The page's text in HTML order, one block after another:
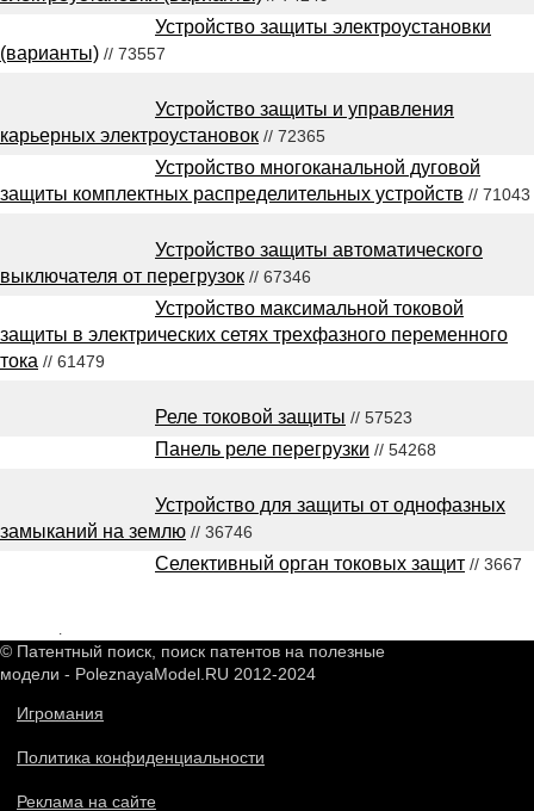
Устройство защиты электроустановки
(варианты) // 73557
Устройство защиты и управления
карьерных электроустановок // 72365
Устройство многоканальной дуговой
защиты комплектных распределительных устройств // 71043
Устройство защиты автоматического
выключателя от перегрузок // 67346
Устройство максимальной токовой
защиты в электрических сетях трехфазного переменного
тока // 61479
Реле токовой защиты // 57523
Панель реле перегрузки // 54268
Устройство для защиты от однофазных
замыканий на землю // 36746
Селективный орган токовых защит // 3667
© Патентный поиск, поиск патентов на полезные
модели - PoleznayaModel.RU 2012-2024
Игромания
Политика конфиденциальности
Реклама на сайте